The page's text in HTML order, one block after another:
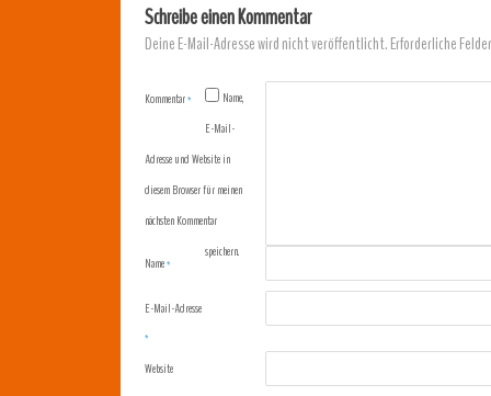
Schreibe einen Kommentar
Deine E-Mail-Adresse wird nicht veröffentlicht.Erforderliche
Kommentar*
Name*
E-Mail-Adresse
*
Website
Name,
E-Mail-
Adresse und Website in
diesem Browser für meinen
nächsten Kommentar
speichern.